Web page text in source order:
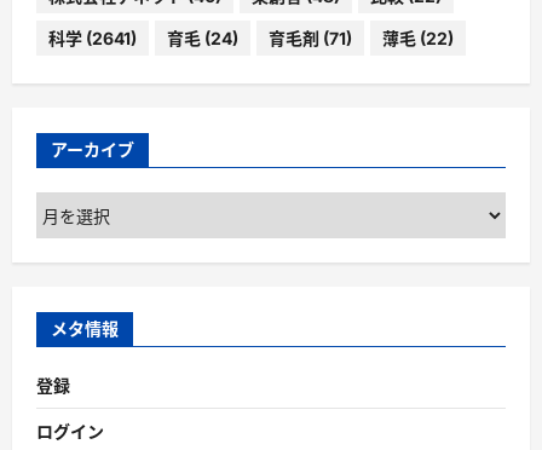
科学 (2641) 育毛 (24) 育毛剤 (71) 薄毛 (22)
アーカイブ
ア
ー
カ
ブ
メタ情報
登録
ログイン